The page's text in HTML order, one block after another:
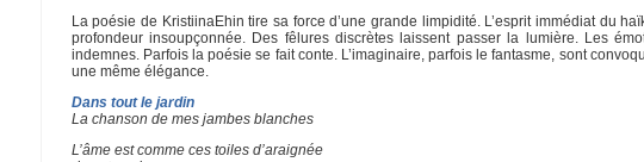
La poésie de KristiinaEhin tire sa force d’une grande limpidité. L’esprit immédiat du
profondeur insoupçonnée. Des fêlures discrètes laissent passer la lumière. Les
indemnes. Parfois la poésie se fait conte. L’imaginaire, parfois le fantasme, sont
une même élégance.
Dans tout le jardin
La chanson de mes jambes blanches
L’âme est comme ces toiles d’araignée